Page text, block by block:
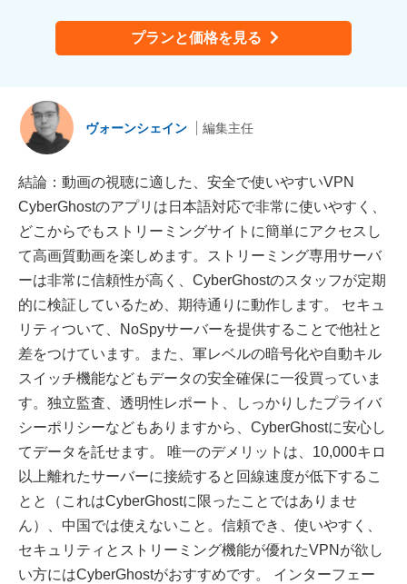
プランと価格を見る
ヴォーンシェイン 編集主任
結論：動画の視聴に適した、安全で使いやすいVPN
CyberGhostのアプリは日本語対応で非常に使いやすく、
どこからでもストリーミングサイトに簡単にアクセスし
て高画質動画を楽しめます。ストリーミング専用サーバ
ーは非常に信頼性が高く、CyberGhostのスタッフが定期
的に検証しているため、期待通りに動作します。 セキュ
リティついて、NoSpyサーバーを提供することで他社と
差をつけています。また、軍レベルの暗号化や自動キル
スイッチ機能などもデータの安全確保に一役買っていま
す。独立監査、透明性レポート、しっかりしたプライバ
シーポリシーなどもありますから、CyberGhostに安心し
てデータを託せます。 唯一のデメリットは、10,000キロ
以上離れたサーバーに接続すると回線速度が低下するこ
とと（これはCyberGhostに限ったことではありませ
ん）、中国では使えないこと。信頼でき、使いやすく、
セキュリティとストリーミング機能が優れたVPNが欲し
い方にはCyberGhostがおすすめです。 インターフェー